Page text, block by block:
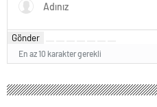
Gönder
En az 10 karakter gerekli